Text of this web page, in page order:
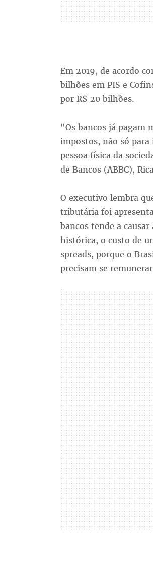
Em 2019, de acordo
bilhões em PIS e
por R$ 20 bilhões.
"Os bancos já pagam
impostos, não só
pessoa física da
de Bancos (ABBC),
O executivo lembra
tributária foi
bancos tende a
histórica, o custo de
spreads, porque o
precisam se